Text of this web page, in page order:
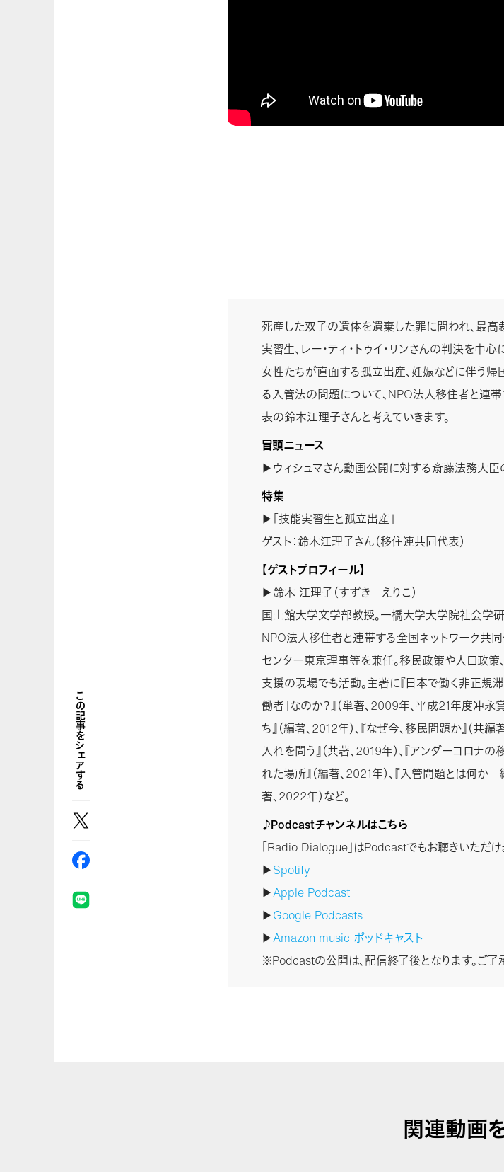
死産した双子の遺体を遺棄した罪に問われ、最
実習生、レー・ティ・トゥイ・リンさんの判決を中
女性たちが直面する孤立出産、妊娠などに伴う帰
る入管法の問題について、NPO法人移住者と連帯
表の鈴木江理子さんと考えていきます。
冒頭ニュース
▶ウィシュマさん動画公開に対する斎藤法務大臣
特集
▶「技能実習生と孤立出産」
ゲスト：鈴木江理子さん（移住連共同代表）
【ゲストプロフィール】
▶鈴木 江理子（すずき えりこ）
国士館大学文学部教授。一橋大学大学院社会学研
NPO法人移住者と連帯する全国ネットワーク共
センター東京理事等を兼任。移民政策や人口政策
支援の現場でも活動。主著に『日本で働く非正規
働者」なのか？』（単著、2009年、平成21年度冲
ち』（編著、2012年）、『なぜ今、移民問題か』（共
入れを問う』（共著、2019年）、『アンダーコロ
れた場所』（編著、2021年）、『入管問題とは何か
著、2022年）など。
♪Podcastチャンネルはこちら
「Radio Dialogue」はPodcastでもお聴きいただけ
▶Spotify
▶Apple Podcast
▶Google Podcasts
▶Amazon music ポッドキャスト
※Podcastの公開は、配信終了後となります。ご了
この記事をシェアする
関連動画